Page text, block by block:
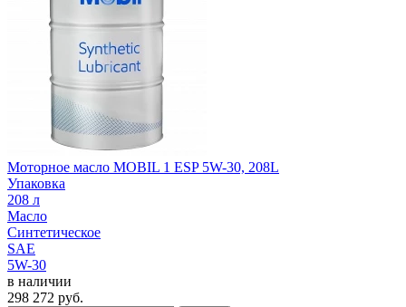
Моторное масло MOBIL 1 ESP 5W-30, 208L
Упаковка
208 л
Масло
Синтетическое
SAE
5W-30
в наличии
298 272 руб.